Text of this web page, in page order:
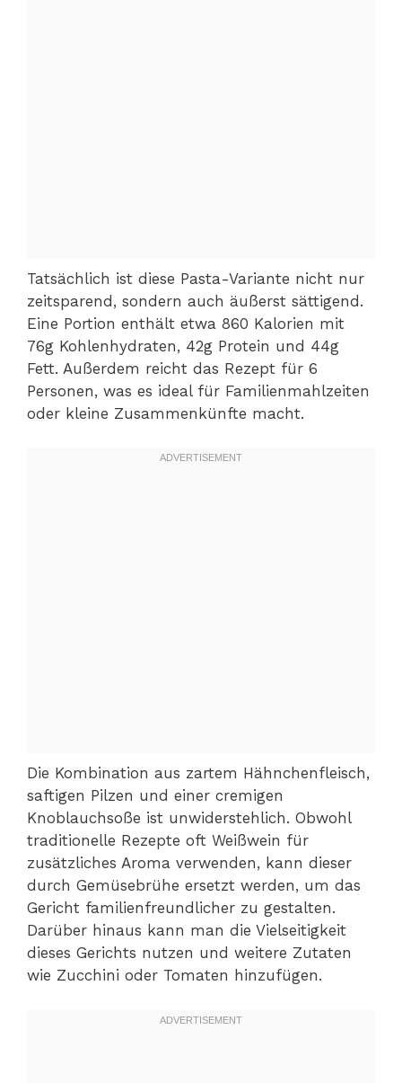
Tatsächlich ist diese Pasta-Variante nicht nur
zeitsparend, sondern auch äußerst sättigend.
Eine Portion enthält etwa 860 Kalorien mit
76g Kohlenhydraten, 42g Protein und 44g
Fett. Außerdem reicht das Rezept für 6
Personen, was es ideal für Familienmahlzeiten
oder kleine Zusammenkünfte macht.
Die Kombination aus zartem Hähnchenfleisch,
saftigen Pilzen und einer cremigen
Knoblauchsoße ist unwiderstehlich. Obwohl
traditionelle Rezepte oft Weißwein für
zusätzliches Aroma verwenden, kann dieser
durch Gemüsebrühe ersetzt werden, um das
Gericht familienfreundlicher zu gestalten.
Darüber hinaus kann man die Vielseitigkeit
dieses Gerichts nutzen und weitere Zutaten
wie Zucchini oder Tomaten hinzufügen.